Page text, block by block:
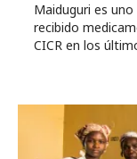
Maiduguri es
recibido
CICR en los